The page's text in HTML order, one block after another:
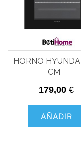
HORNO
CM
179,00 €
AÑADIR